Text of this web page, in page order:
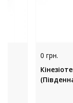
0 грн.